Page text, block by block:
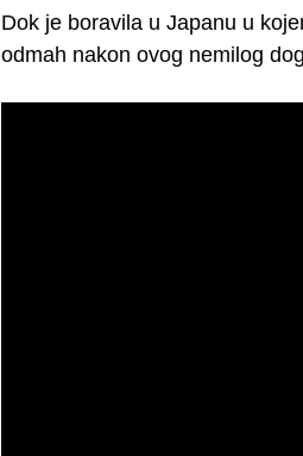
Dok je boravila u Japanu u
odmah nakon ovog nemilog